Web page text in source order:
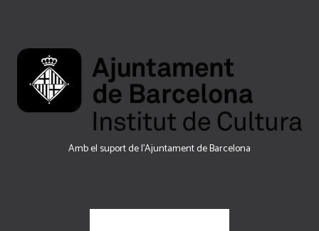
Amb el suport de l’Ajuntament de Barcelona